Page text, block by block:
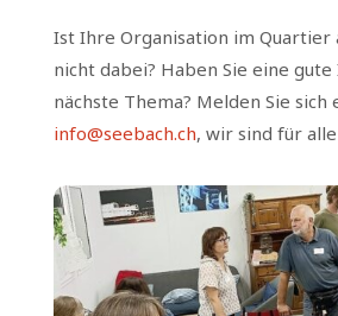
Ist Ihre Organisation im Quartier
nicht dabei? Haben Sie eine
nächste Thema? Melden Sie sich
info@seebach.ch, wir sind für